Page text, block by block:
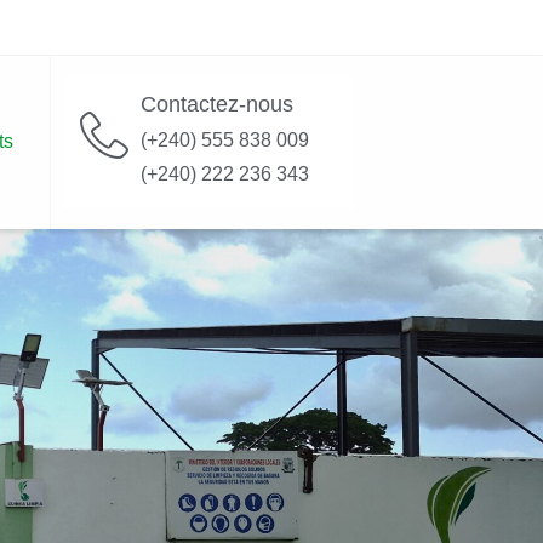
Contactez-nous
(+240) 555 838 009
(+240) 222 236 343